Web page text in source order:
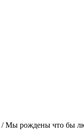
/Мы рождены что бы